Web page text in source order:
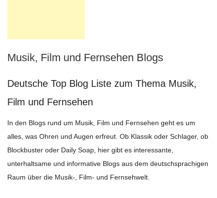
Musik, Film und Fernsehen Blogs
Deutsche Top Blog Liste zum Thema Musik,
Film und Fernsehen
In den Blogs rund um Musik, Film und Fernsehen geht es um
alles, was Ohren und Augen erfreut. Ob Klassik oder Schlager, ob
Blockbuster oder Daily Soap, hier gibt es interessante,
unterhaltsame und informative Blogs aus dem deutschsprachigen
Raum über die Musik-, Film- und Fernsehwelt.